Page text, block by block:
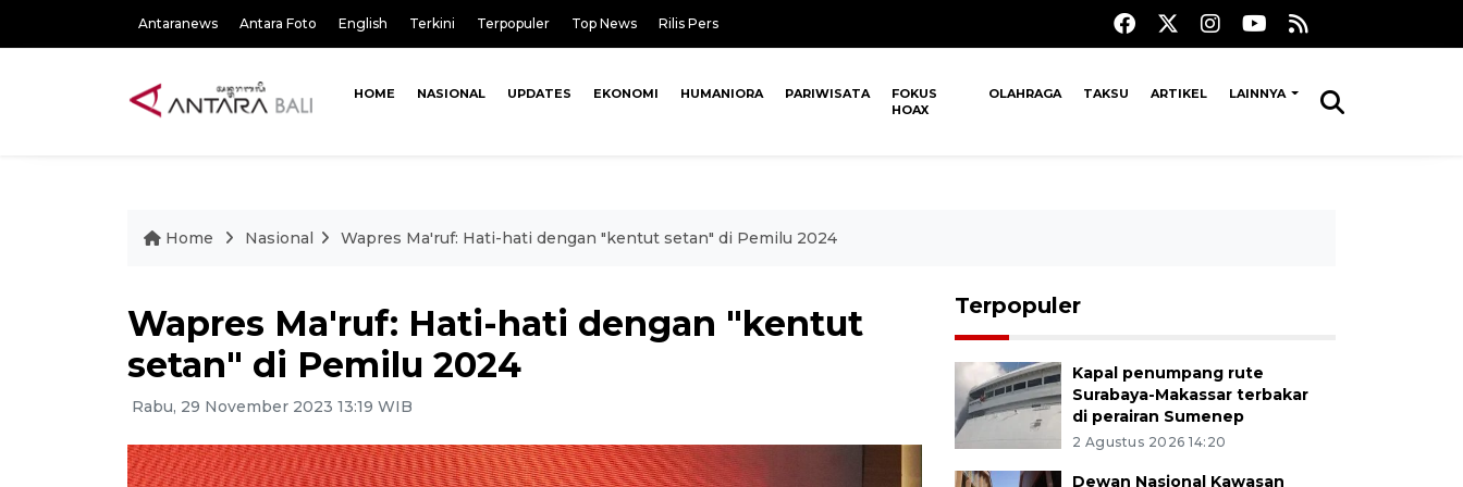
Antaranews Antara Foto English Terkini Terpopuler Top News Rilis Pers
HOME NASIONAL UPDATES EKONOMI HUMANIORA PARIWISATA
FOKUS
HOAX
OLAHRAGA TAKSU ARTIKEL LAINNYA
Home Nasional Wapres Ma'ruf: Hati-hati dengan "kentut setan" di Pemilu 2024
Wapres Ma'ruf: Hati-hati dengan "kentut
setan" di Pemilu 2024
Rabu, 29 November 2023 13:19 WIB
Terpopuler
Kapal penumpang rute
Surabaya-Makassar terbakar
di perairan Sumenep
2 Agustus 2026 14:20
Dewan Nasional Kawasan